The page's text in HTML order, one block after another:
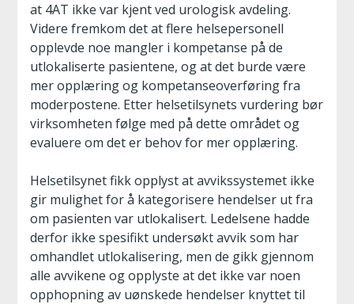
at 4AT ikke var kjent ved urologisk avdeling.
Videre fremkom det at flere helsepersonell
opplevde noe mangler i kompetanse på de
utlokaliserte pasientene, og at det burde være
mer opplæring og kompetanseoverføring fra
moderpostene. Etter helsetilsynets vurdering bør
virksomheten følge med på dette området og
evaluere om det er behov for mer opplæring.
Helsetilsynet fikk opplyst at avvikssystemet ikke
gir mulighet for å kategorisere hendelser ut fra
om pasienten var utlokalisert. Ledelsene hadde
derfor ikke spesifikt undersøkt avvik som har
omhandlet utlokalisering, men de gikk gjennom
alle avvikene og opplyste at det ikke var noen
opphopning av uønskede hendelser knyttet til